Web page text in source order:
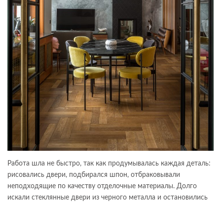
Работа шла не быстро, так как продумывалась каждая деталь:
рисовались двери, подбирался шпон, отбраковывали
неподходящие по качеству отделочные материалы. Долго
искали стеклянные двери из черного металла и остановились